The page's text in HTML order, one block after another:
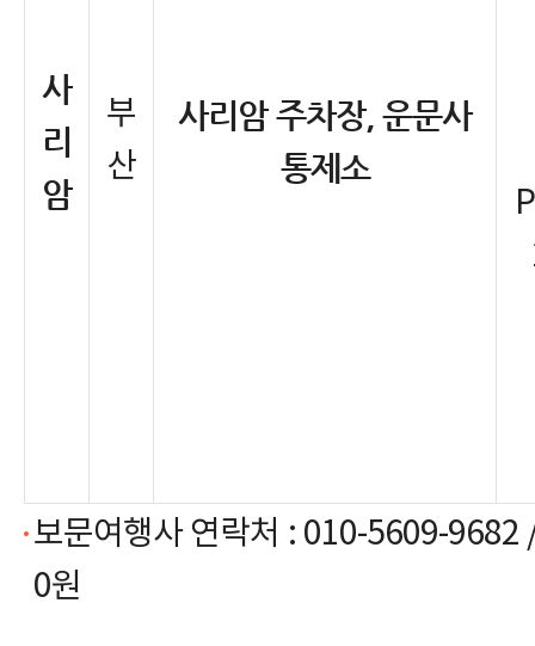
사
리
암
부
산
사리암 주차장, 운문사
통제소
보문여행사 연락처 : 010-5609-9682
0원